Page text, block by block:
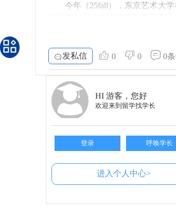
今年（25fall），东京艺术大
此同学们应该提前进行准备，确
要求同学们在各个环节都做好充
文化财产保存专业
对于那些选择文化财产保存
保存学）均增加了提交事前课题
学术写作能力。具体的入试要求
语言能力的要求
块）成绩。不过，有一点需要特
言能力的要求，因此，提前准备是
其他艺术类院校的选择
发私信 0 0 0
HI 游客，您好
欢迎来到留学找学长
登录 呼唤学长
进入个人中心>